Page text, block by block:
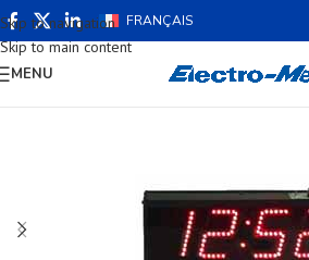
Skip to navigation
Skip to main content
FRANÇAIS
MENU